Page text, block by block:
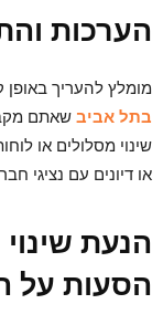
הערכות
מומלץ להעריך באופן
בתל אביב שאתם
שינוי מסלולים או
או דיונים עם נציגי
הנעת
הסעות על